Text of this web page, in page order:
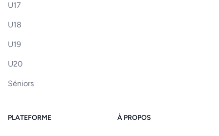
U17
U18
U19
U20
Séniors
PLATEFORME À PROPOS